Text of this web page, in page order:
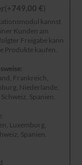
(+749,00 €)
kannst
Kunden am
Freigabe kann
Produkte kaufen.
Frankreich,
Niederlande,
Spanien.
Luxemburg,
Spanien.